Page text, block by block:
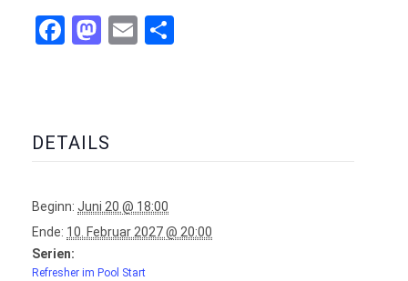
Facebook
Mastodon
Email
DETAILS
Beginn: Juni 20 @ 18:00
Ende: 10. Februar 2027 @ 20:00
Serien:
Refresher im Pool Start